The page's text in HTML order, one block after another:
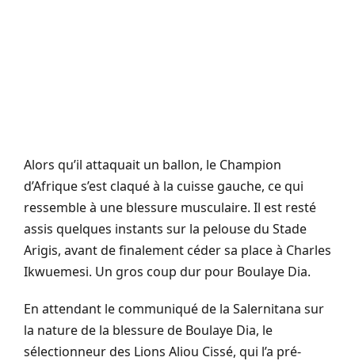
Alors qu’il attaquait un ballon, le Champion
d’Afrique s’est claqué à la cuisse gauche, ce qui
ressemble à une blessure musculaire. Il est resté
assis quelques instants sur la pelouse du Stade
Arigis, avant de finalement céder sa place à Charles
Ikwuemesi. Un gros coup dur pour Boulaye Dia.
En attendant le communiqué de la Salernitana sur
la nature de la blessure de Boulaye Dia, le
sélectionneur des Lions Aliou Cissé, qui l’a pré-